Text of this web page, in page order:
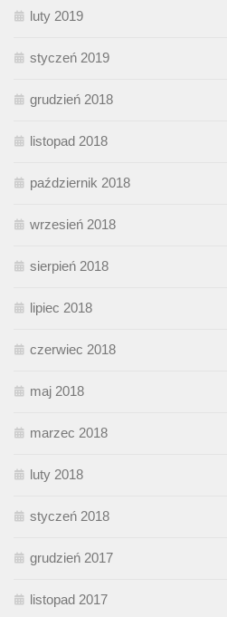
luty 2019
styczeń 2019
grudzień 2018
listopad 2018
październik 2018
wrzesień 2018
sierpień 2018
lipiec 2018
czerwiec 2018
maj 2018
marzec 2018
luty 2018
styczeń 2018
grudzień 2017
listopad 2017